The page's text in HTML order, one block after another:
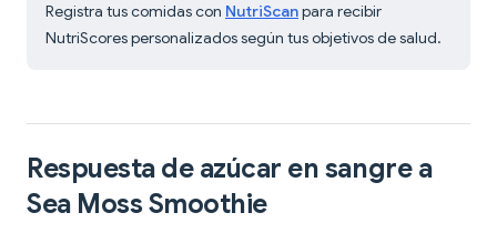
Registra tus comidas con NutriScanpara recibir
NutriScores personalizados según tus objetivos de salud.
Respuesta de azúcar en sangre a
Sea Moss Smoothie